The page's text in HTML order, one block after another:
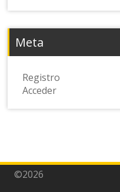
Meta
Registro
Acceder
©2026